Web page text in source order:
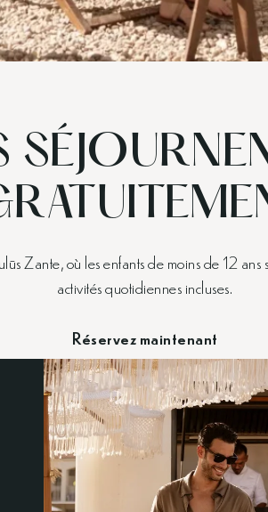
Zante, où les enfants de moins de 12
activités quotidiennes incluses.
Réservez maintenant